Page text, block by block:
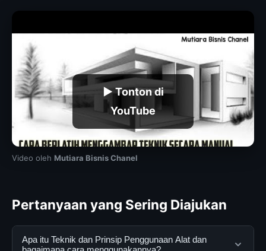
▶ Tonton di
YouTube
Video oleh Mutiara Bisnis Chanel
Pertanyaan yang Sering Diajukan
Apa itu Teknik dan Prinsip Penggunaan Alat dan